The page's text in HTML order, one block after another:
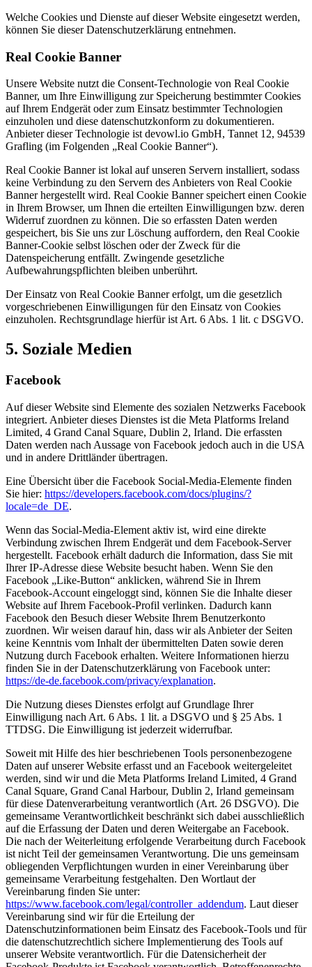
Welche Cookies und Dienste auf dieser Website eingesetzt werden,
können Sie dieser Datenschutzerklärung entnehmen.
Real Cookie Banner
Unsere Website nutzt die Consent-Technologie von Real Cookie
Banner, um Ihre Einwilligung zur Speicherung bestimmter Cookies
auf Ihrem Endgerät oder zum Einsatz bestimmter Technologien
einzuholen und diese datenschutzkonform zu dokumentieren.
Anbieter dieser Technologie ist devowl.io GmbH, Tannet 12, 94539
Grafling (im Folgenden „Real Cookie Banner“).
Real Cookie Banner ist lokal auf unseren Servern installiert, sodass
keine Verbindung zu den Servern des Anbieters von Real Cookie
Banner hergestellt wird. Real Cookie Banner speichert einen Cookie
in Ihrem Browser, um Ihnen die erteilten Einwilligungen bzw. deren
Widerruf zuordnen zu können. Die so erfassten Daten werden
gespeichert, bis Sie uns zur Löschung auffordern, den Real Cookie
Banner-Cookie selbst löschen oder der Zweck für die
Datenspeicherung entfällt. Zwingende gesetzliche
Aufbewahrungspflichten bleiben unberührt.
Der Einsatz von Real Cookie Banner erfolgt, um die gesetzlich
vorgeschriebenen Einwilligungen für den Einsatz von Cookies
einzuholen. Rechtsgrundlage hierfür ist Art. 6 Abs. 1 lit. c DSGVO.
5. Soziale Medien
Facebook
Auf dieser Website sind Elemente des sozialen Netzwerks Facebook
integriert. Anbieter dieses Dienstes ist die Meta Platforms Ireland
Limited, 4 Grand Canal Square, Dublin 2, Irland. Die erfassten
Daten werden nach Aussage von Facebook jedoch auch in die USA
und in andere Drittländer übertragen.
Eine Übersicht über die Facebook Social-Media-Elemente finden
Sie hier: https://developers.facebook.com/docs/plugins/?
locale=de_DE.
Wenn das Social-Media-Element aktiv ist, wird eine direkte
Verbindung zwischen Ihrem Endgerät und dem Facebook-Server
hergestellt. Facebook erhält dadurch die Information, dass Sie mit
Ihrer IP-Adresse diese Website besucht haben. Wenn Sie den
Facebook „Like-Button“ anklicken, während Sie in Ihrem
Facebook-Account eingeloggt sind, können Sie die Inhalte dieser
Website auf Ihrem Facebook-Profil verlinken. Dadurch kann
Facebook den Besuch dieser Website Ihrem Benutzerkonto
zuordnen. Wir weisen darauf hin, dass wir als Anbieter der Seiten
keine Kenntnis vom Inhalt der übermittelten Daten sowie deren
Nutzung durch Facebook erhalten. Weitere Informationen hierzu
finden Sie in der Datenschutzerklärung von Facebook unter:
https://de-de.facebook.com/privacy/explanation.
Die Nutzung dieses Dienstes erfolgt auf Grundlage Ihrer
Einwilligung nach Art. 6 Abs. 1 lit. a DSGVO und § 25 Abs. 1
TTDSG. Die Einwilligung ist jederzeit widerrufbar.
Soweit mit Hilfe des hier beschriebenen Tools personenbezogene
Daten auf unserer Website erfasst und an Facebook weitergeleitet
werden, sind wir und die Meta Platforms Ireland Limited, 4 Grand
Canal Square, Grand Canal Harbour, Dublin 2, Irland gemeinsam
für diese Datenverarbeitung verantwortlich (Art. 26 DSGVO). Die
gemeinsame Verantwortlichkeit beschränkt sich dabei ausschließlich
auf die Erfassung der Daten und deren Weitergabe an Facebook.
Die nach der Weiterleitung erfolgende Verarbeitung durch Facebook
ist nicht Teil der gemeinsamen Verantwortung. Die uns gemeinsam
obliegenden Verpflichtungen wurden in einer Vereinbarung über
gemeinsame Verarbeitung festgehalten. Den Wortlaut der
Vereinbarung finden Sie unter:
https://www.facebook.com/legal/controller_addendum. Laut dieser
Vereinbarung sind wir für die Erteilung der
Datenschutzinformationen beim Einsatz des Facebook-Tools und für
die datenschutzrechtlich sichere Implementierung des Tools auf
unserer Website verantwortlich. Für die Datensicherheit der